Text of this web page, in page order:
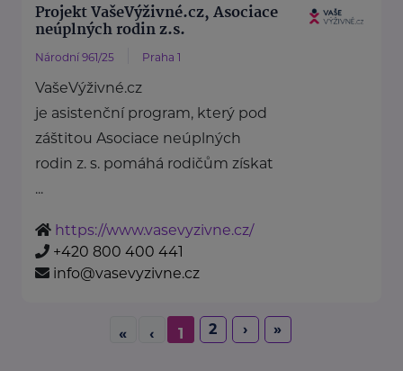
Projekt VašeVýživné.cz, Asociace
neúplných rodin z.s.
Národní 961/25 Praha 1
VašeVýživné.cz
je asistenční program, který pod
záštitou Asociace neúplných
rodin z. s. pomáhá rodičům získat
...
https://www.vasevyzivne.cz/
+420 800 400 441
info@vasevyzivne.cz
« ‹ 1 2 › »